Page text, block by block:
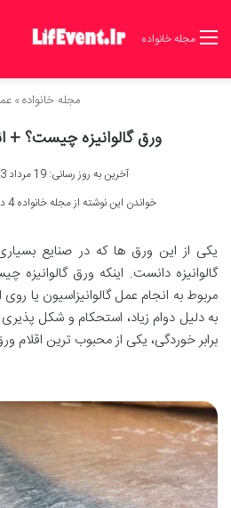
مجله خانواده
مجله خانواده»
ورق گالوانیزه چیست؟ +
آخرین به روز رسانی: 19 مرداد 1403
خواندن این نوشته از مجله خانواده 4 دقیقه طول خواهد کشید
یکی از این ورق ها که در صنایع
گالوانیزه دانست. اینکه ورق
مربوط به انجام عمل گالوانیزاسیون یا
به دلیل دوام زیاد، استحکام و شکل
برابر خوردگی، یکی از محبوب ترین اقلام